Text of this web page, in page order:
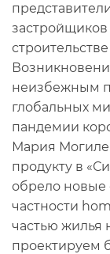
неизбежным
глобальных
пандемии
Мария
продукту в
обрело новые
частности
частью жилья
проектируем